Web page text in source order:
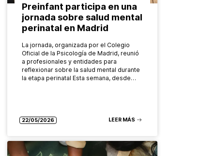
Preinfant participa en una
jornada sobre salud mental
perinatal en Madrid
La jornada, organizada por el Colegio
Oficial de la Psicología de Madrid, reunió
a profesionales y entidades para
reflexionar sobre la salud mental durante
la etapa perinatal Esta semana, desde…
22/05/2026 LEER MÁS